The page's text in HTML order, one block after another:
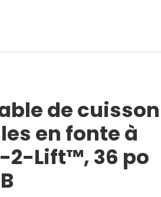
de
en fonte à
2-Lift™, 36 po